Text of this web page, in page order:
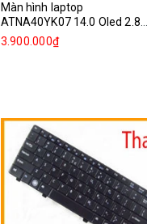
Màn hình laptop
ATNA40YK07 14.0 Oled 2.8k
2880x1800
3.900.000₫